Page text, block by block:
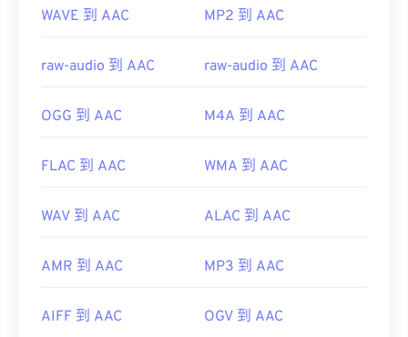
WAVE 到 AAC MP2 到 AAC
raw-audio 到 AAC raw-audio 到 AAC
OGG 到 AAC M4A 到 AAC
FLAC 到 AAC WMA 到 AAC
WAV 到 AAC ALAC 到 AAC
AMR 到 AAC MP3 到 AAC
AIFF 到 AAC OGV 到 AAC